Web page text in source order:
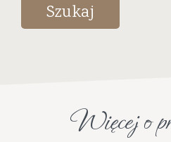
Szukaj
Więcej o